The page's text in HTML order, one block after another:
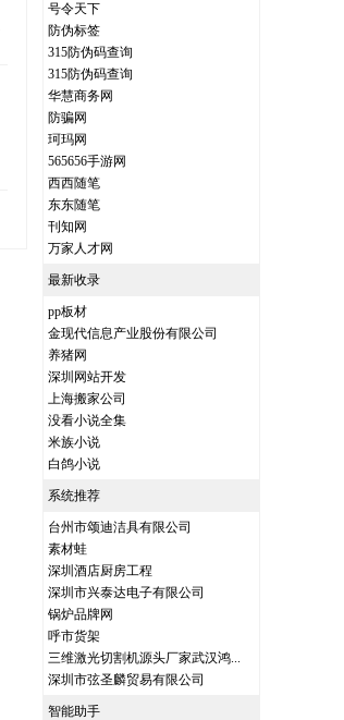
号令天下
防伪标签
315防伪码查询
315防伪码查询
华慧商务网
防骗网
珂玛网
565656手游网
西西随笔
东东随笔
刊知网
万家人才网
最新收录
pp板材
金现代信息产业股份有限公司
养猪网
深圳网站开发
上海搬家公司
没看小说全集
米族小说
白鸽小说
系统推荐
台州市颂迪洁具有限公司
素材蛙
深圳酒店厨房工程
深圳市兴泰达电子有限公司
锅炉品牌网
呼市货架
三维激光切割机源头厂家武汉鸿...
深圳市弦圣麟贸易有限公司
智能助手